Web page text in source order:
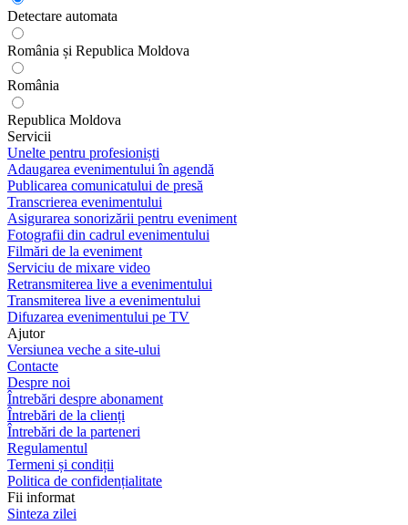
Detectare automata
România și Republica Moldova
România
Republica Moldova
Servicii
Unelte pentru profesioniști
Adaugarea evenimentului în agendă
Publicarea comunicatului de presă
Transcrierea evenimentului
Asigurarea sonorizării pentru eveniment
Fotografii din cadrul evenimentului
Filmări de la eveniment
Serviciu de mixare video
Retransmiterea live a evenimentului
Transmiterea live a evenimentului
Difuzarea evenimentului pe TV
Ajutor
Versiunea veche a site-ului
Contacte
Despre noi
Întrebări despre abonament
Întrebări de la clienți
Întrebări de la parteneri
Regulamentul
Termeni și condiții
Politica de confidențialitate
Fii informat
Sinteza zilei